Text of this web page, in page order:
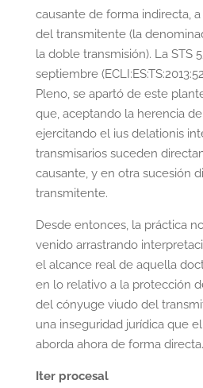
causante de forma indirecta,
del transmitente (la
la doble transmisión). La STS
septiembre
Pleno, se apartó de este
que, aceptando la herencia
ejercitando el ius delationis
transmisarios suceden
causante, y en otra sucesión
transmitente.
Desde entonces, la práctica
venido arrastrando
el alcance real de aquella
en lo relativo a la protección
del cónyuge viudo del
una inseguridad jurídica que
aborda ahora de forma directa.
Iter procesal